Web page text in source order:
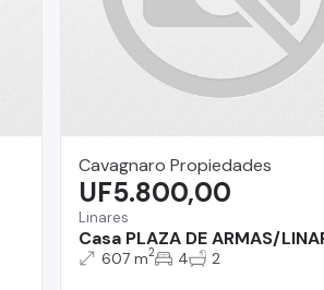
Cavagnaro Propiedades
Linares
Casa PLAZA DE ARMAS/
UF5.800,00
607 m2 4 2